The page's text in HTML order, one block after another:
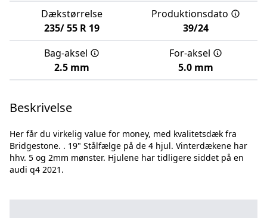
Dækstørrelse
235/ 55 R 19
Produktionsdato
39/24
Bag-aksel
2.5 mm
For-aksel
5.0 mm
Beskrivelse
Her får du virkelig value for money, med kvalitetsdæk fra
Bridgestone. . 19" Stålfælge på de 4 hjul. Vinterdækene har
hhv. 5 og 2mm mønster. Hjulene har tidligere siddet på en